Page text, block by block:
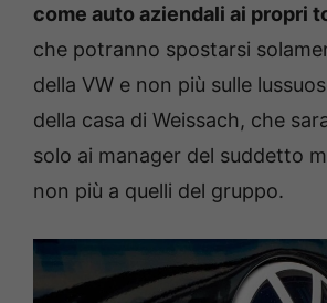
come auto aziendali ai propri
che potranno spostarsi
della VW e non più sulle
della casa di Weissach, che
solo ai manager del suddetto
non più a quelli del gruppo.